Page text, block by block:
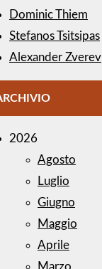
Dominic Thiem
Stefanos Tsitsipas
Alexander Zverev
2026
Agosto
Luglio
Giugno
Maggio
Aprile
Marzo